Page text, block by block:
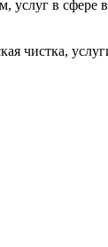
в сфере
чистка,